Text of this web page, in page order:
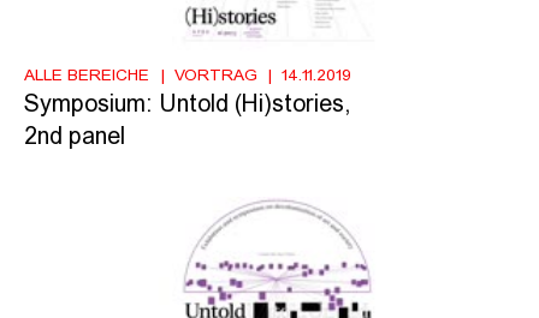
ALLE BEREICHE VORTRAG 14.11.2019
Symposium: Untold (Hi)stories,
2nd panel